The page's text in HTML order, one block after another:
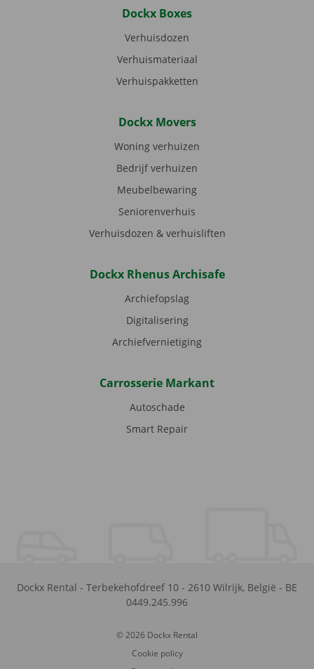
Dockx Boxes
Verhuisdozen
Verhuismateriaal
Verhuispakketten
Dockx Movers
Woning verhuizen
Bedrijf verhuizen
Meubelbewaring
Seniorenverhuis
Verhuisdozen & verhuisliften
Dockx Rhenus Archisafe
Archiefopslag
Digitalisering
Archiefvernietiging
Carrosserie Markant
Autoschade
Smart Repair
Dockx Rental - Terbekehofdreef 10 - 2610 Wilrijk, België - BE
0449.245.996
© 2026 Dockx Rental
Cookie policy